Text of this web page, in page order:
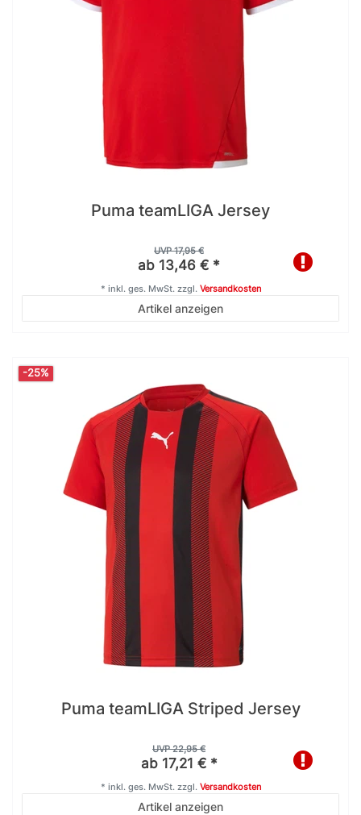
Puma teamLIGA Jersey
UVP 17,95 €
ab 13,46 € *
Artikel anzeigen
* inkl. ges. MwSt.zzgl. Versandkosten
-25%
Puma teamLIGA Striped Jersey
UVP 22,95 €
ab 17,21 € *
Artikel anzeigen
* inkl. ges. MwSt.zzgl. Versandkosten